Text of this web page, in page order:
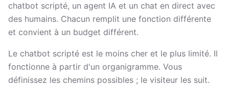
chatbot scripté, un agent IA et un chat en direct avec
des humains. Chacun remplit une fonction différente
et convient à un budget différent.
Le chatbot scripté est le moins cher et le plus limité. Il
fonctionne à partir d'un organigramme. Vous
définissez les chemins possibles ; le visiteur les suit.